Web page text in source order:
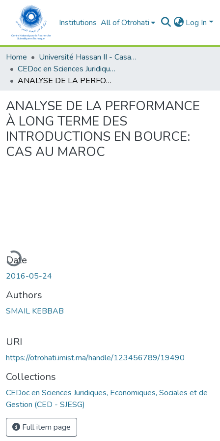
Institutions All of Otrohati Log In
Home
Université Hassan II - Casablanca
CEDoc en Sciences Juridiques, Economiques, Sociales et de Gestion (CED - SJESG)
ANALYSE DE LA PERFORMANCE À LONG TERME DES INTRODUCTIONS EN BOURCE: CAS AU MAROC
ANALYSE DE LA PERFORMANCE
À LONG TERME DES
INTRODUCTIONS EN BOURCE:
CAS AU MAROC
Date
2016-05-24
Authors
SMAIL KEBBAB
URI
https://otrohati.imist.ma/handle/123456789/19490
Collections
CEDoc en Sciences Juridiques, Economiques, Sociales et de
Gestion (CED - SJESG)
Full item page